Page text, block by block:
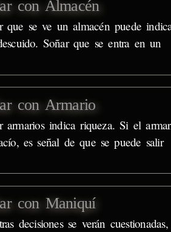
con Almacén
que se ve un almacén puede
Soñar que se entra en un
con Armario
armarios indica riqueza. Si el
es señal de que se puede salir
con Maniquí
decisiones se verán